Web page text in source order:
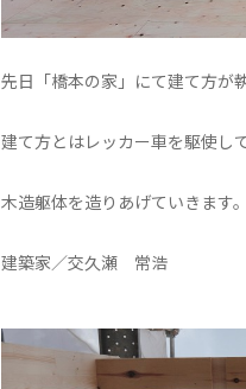
先日「橋本の家」にて建て方が
建て方とはレッカー車を駆使し
木造躯体を造りあげていきます。
建築家／交久瀬 常浩